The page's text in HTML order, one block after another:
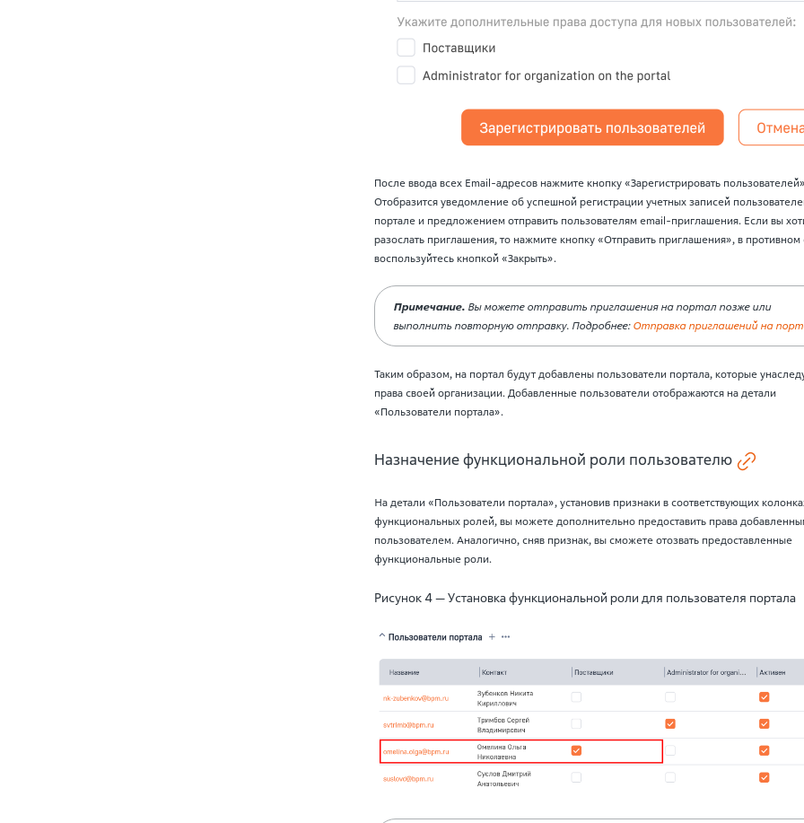
После ввода всех Email-адресов нажмите кнопку «Зарегистрировать
Отобразится уведомление об успешной регистрации учетных записей
портале и предложением отправить пользователям email-приглашения. Если вы
разослать приглашения, то нажмите кнопку «Отправить приглашения», в противном
воспользуйтесь кнопкой «Закрыть».
Примечание. Вы можете отправить приглашения на портал позже или
выполнить повторную отправку. Подробнее:Отправка приглашений на
Таким образом, на портал будут добавлены пользователи портала, которые
права своей организации. Добавленные пользователи отображаются на детали
«Пользователи портала».
Назначение функциональной роли пользователю
На детали «Пользователи портала», установив признаки в соответствующих
функциональных ролей, вы можете дополнительно предоставить права
пользователем. Аналогично, сняв признак, вы сможете отозвать предоставленные
функциональные роли.
Рисунок 4 — Установка функциональной роли для пользователя портала